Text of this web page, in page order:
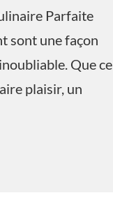
Parfaite
sont une façon
Que ce
plaisir, un